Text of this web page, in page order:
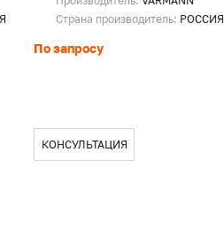
Страна производитель: РОССИЯ
По запросу
КОНСУЛЬТАЦИЯ